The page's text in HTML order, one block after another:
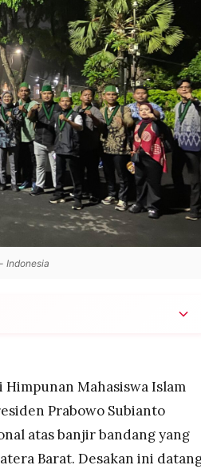
Indonesia
logistik dan tenaga
agar BNPB, TNI–Polri, dan
Mahasiswa Islam
Prabowo Subianto
atas banjir bandang yang
Barat. Desakan ini